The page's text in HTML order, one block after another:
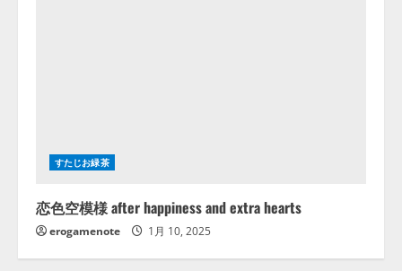
すたじお緑茶
恋色空模様 after happiness and extra hearts
erogamenote 1月 10, 2025